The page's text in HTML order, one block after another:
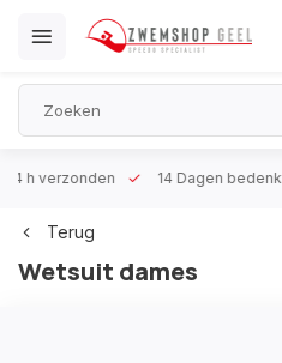
verzonden 14 Dagen bedenktijd
Terug
Wetsuit dames